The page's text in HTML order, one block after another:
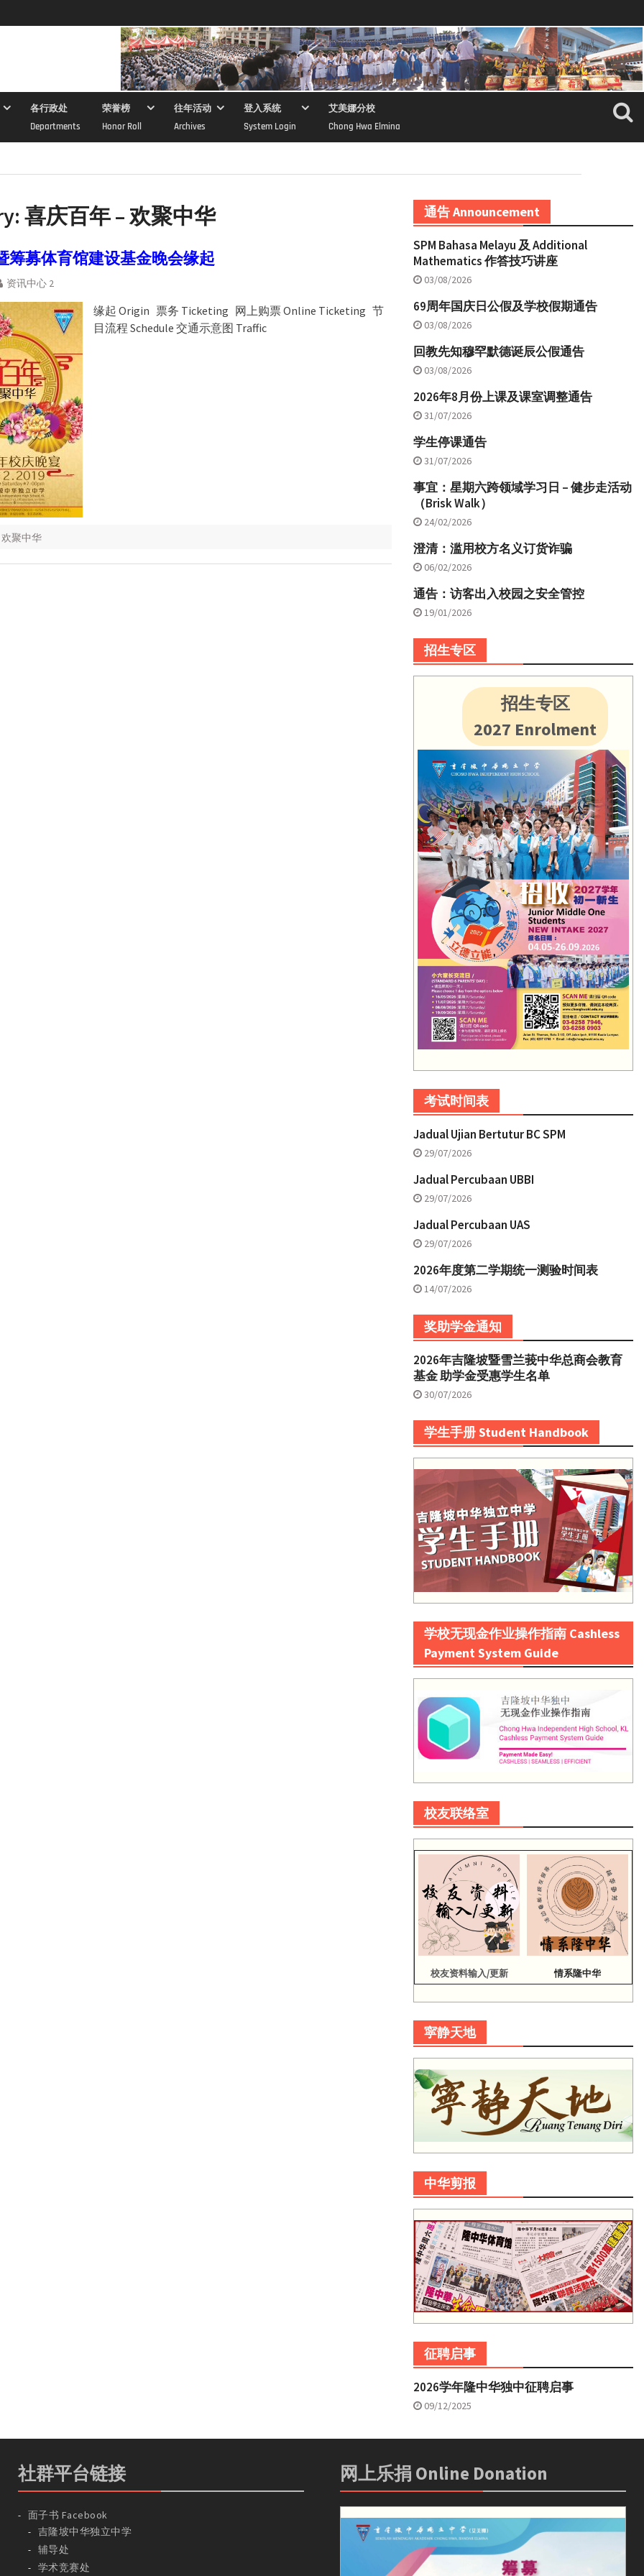
各行政处
Departments
荣誉榜
Honor Roll
往年活动
Archives
登入系统
System Login
艾美娜分校
Chong Hwa Elmina
喜庆百年 – 欢聚中华
筹募体育馆建设基金晚会缘起
资讯中心 2
缘起 Origin 票务 Ticketing 网上购票 Online Ticketing 节
目流程 Schedule 交通示意图 Traffic
聚中华
通告 Announcement
SPM Bahasa Melayu 及 Additional
Mathematics 作答技巧讲座
03/08/2026
69周年国庆日公假及学校假期通告
03/08/2026
回教先知穆罕默德诞辰公假通告
03/08/2026
2026年8月份上课及课室调整通告
31/07/2026
学生停课通告
31/07/2026
事宜：星期六跨领域学习日 – 健步走活动
（Brisk Walk）
24/02/2026
澄清：滥用校方名义订货诈骗
06/02/2026
通告：访客出入校园之安全管控
19/01/2026
招生专区
招生专区
2027 Enrolment
考试时间表
Jadual Ujian Bertutur BC SPM
29/07/2026
Jadual Percubaan UBBI
29/07/2026
Jadual Percubaan UAS
29/07/2026
2026年度第二学期统一测验时间表
14/07/2026
奖助学金通知
2026年吉隆坡暨雪兰莪中华总商会教育
基金 助学金受惠学生名单
30/07/2026
学生手册 Student Handbook
学校无现金作业操作指南 Cashless
Payment System Guide
校友联络室
校友资料输入/更新 情系隆中华
寜静天地
中华剪报
征聘启事
2026学年隆中华独中征聘启事
09/12/2025
社群平台链接
面子书 Facebook
吉隆坡中华独立中学
辅导处
学术竞赛处
网上乐捐 Online Donation